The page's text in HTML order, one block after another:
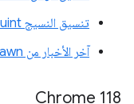
تنسيق النسيج rgb10a2uint
آخر الأخبار من Dawn
‫Chrome 118